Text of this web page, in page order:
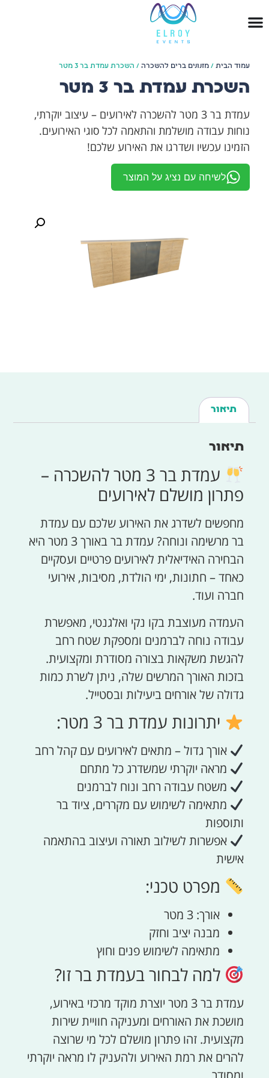
עמוד הבית /מזנונים ברים להשכרה / השכרת עמדת בר 3 מטר
השכרת עמדת בר 3 מטר
עמדת בר 3 מטר להשכרה לאירועים – עיצוב יוקרתי,
נוחות עבודה מושלמת והתאמה לכל סוגי האירועים.
הזמינו עכשיו ושדרגו את האירוע שלכם!
לשיחה עם נציג על המוצר
תיאור
תיאור
עמדת בר 3 מטר להשכרה –
פתרון מושלם לאירועים
מחפשים לשדרג את האירוע שלכם עם עמדת
בר מרשימה ונוחה? עמדת בר באורך 3 מטר היא
הבחירה האידיאלית לאירועים פרטיים ועסקיים
כאחד – חתונות, ימי הולדת, מסיבות, אירועי
חברה ועוד.
העמדה מעוצבת בקו נקי ואלגנטי, מאפשרת
עבודה נוחה לברמנים ומספקת שטח רחב
להגשת משקאות בצורה מסודרת ומקצועית.
בזכות האורך המרשים שלה, ניתן לשרת כמות
גדולה של אורחים ביעילות ובסטייל.
יתרונות עמדת בר 3 מטר:
אורך גדול – מתאים לאירועים עם קהל רחב
מראה יוקרתי שמשדרג כל מתחם
משטח עבודה רחב ונוח לברמנים
מתאימה לשימוש עם מקררים, ציוד בר
ותוספות
אפשרות לשילוב תאורה ועיצוב בהתאמה
אישית
מפרט טכני:
אורך: 3 מטר
מבנה יציב וחזק
מתאימה לשימוש פנים וחוץ
למה לבחור בעמדת בר זו?
עמדת בר 3 מטר יוצרת מוקד מרכזי באירוע,
מושכת את האורחים ומעניקה חוויית שירות
מקצועית. זהו פתרון מושלם לכל מי שרוצה
להרים את רמת האירוע ולהעניק לו מראה יוקרתי